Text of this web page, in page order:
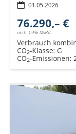
01.05.2026
76.290,– €
incl. 19% MwSt.
Verbrauch
CO2-Klasse: G
CO2-Emissionen: